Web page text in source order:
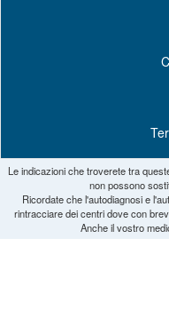
Le indicazioni che troverete tra
non possono
Ricordate che l'autodiagnosi e
rintracciare dei centri dove con
Anche il vostro